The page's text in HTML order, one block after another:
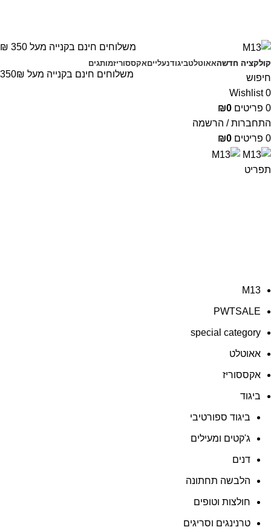
קולקציה חדשהאאוטלטביגודנעלייםאקססוריזמותגים
חיפוש
0
Wishlist
0 פריטים ₪0
התחברות / הרשמה
0 פריטים ₪0
תפריט
M13
PWTSALE
special category
אאוטלט
אקססוריז
ביגוד
ביגוד ספורטיבי
ג'קטים ומעילים
דנים
הלבשה תחתונה
חולצות וטופים
טרנינגים וסריגים
משלוחים חינם בקנייה מעל 350 ₪
משלוחים חינם בקנייה מעל 350₪